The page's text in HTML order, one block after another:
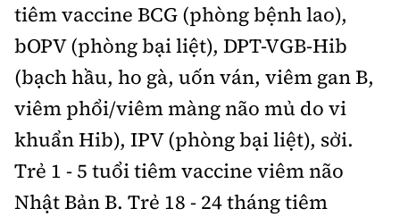
tiêm vaccine BCG (phòng bệnh lao),
bOPV (phòng bại liệt), DPT-VGB-Hib
(bạch hầu, ho gà, uốn ván, viêm gan B,
viêm phổi/viêm màng não mủ do vi
khuẩn Hib), IPV (phòng bại liệt), sởi.
Trẻ 1 - 5 tuổi tiêm vaccine viêm não
Nhật Bản B. Trẻ 18 - 24 tháng tiêm